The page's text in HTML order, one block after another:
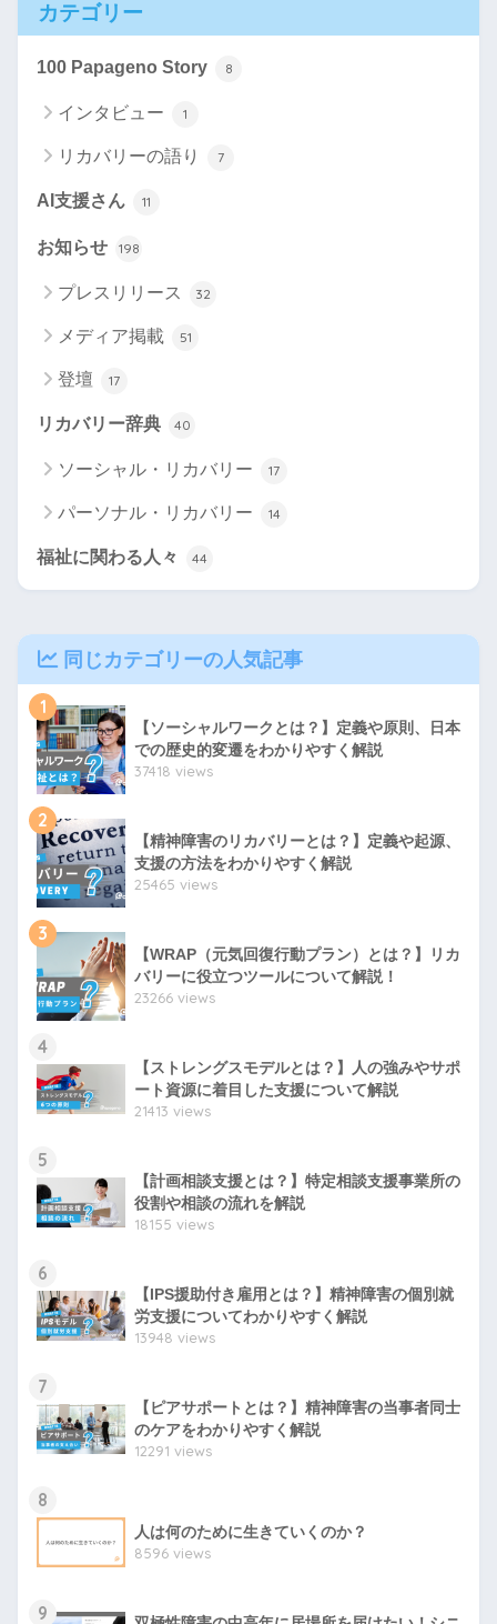
カテゴリー
100 Papageno Story 8
インタビュー 1
リカバリーの語り 7
AI支援さん 11
お知らせ 198
プレスリリース 32
メディア掲載 51
登壇 17
リカバリー辞典 40
ソーシャル・リカバリー 17
パーソナル・リカバリー 14
福祉に関わる人々 44
同じカテゴリーの人気記事
1
【ソーシャルワークとは？】定義や原則、日本
での歴史的変遷をわかりやすく解説
37418 views
2
【精神障害のリカバリーとは？】定義や起源、
支援の方法をわかりやすく解説
25465 views
3
【WRAP（元気回復行動プラン）とは？】リカ
バリーに役立つツールについて解説！
23266 views
4
【ストレングスモデルとは？】人の強みやサポ
ート資源に着目した支援について解説
21413 views
5
【計画相談支援とは？】特定相談支援事業所の
役割や相談の流れを解説
18155 views
6
【IPS援助付き雇用とは？】精神障害の個別就
労支援についてわかりやすく解説
13948 views
7
【ピアサポートとは？】精神障害の当事者同士
のケアをわかりやすく解説
12291 views
8
人は何のために生きていくのか？
8596 views
9